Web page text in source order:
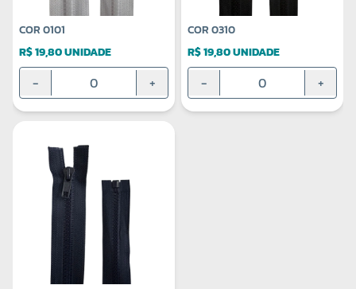
COR 0101
R$ 19,80 UNIDADE
- +
COR 0310
R$ 19,80 UNIDADE
- +